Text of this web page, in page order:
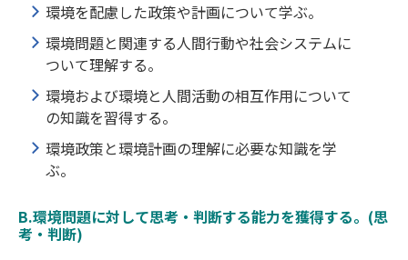
環境を配慮した政策や計画について学ぶ。
環境問題と関連する人間行動や社会システムに
ついて理解する。
環境および環境と人間活動の相互作用について
の知識を習得する。
環境政策と環境計画の理解に必要な知識を学
ぶ。
B.環境問題に対して思考・判断する能力を獲得する。(思
考・判断)